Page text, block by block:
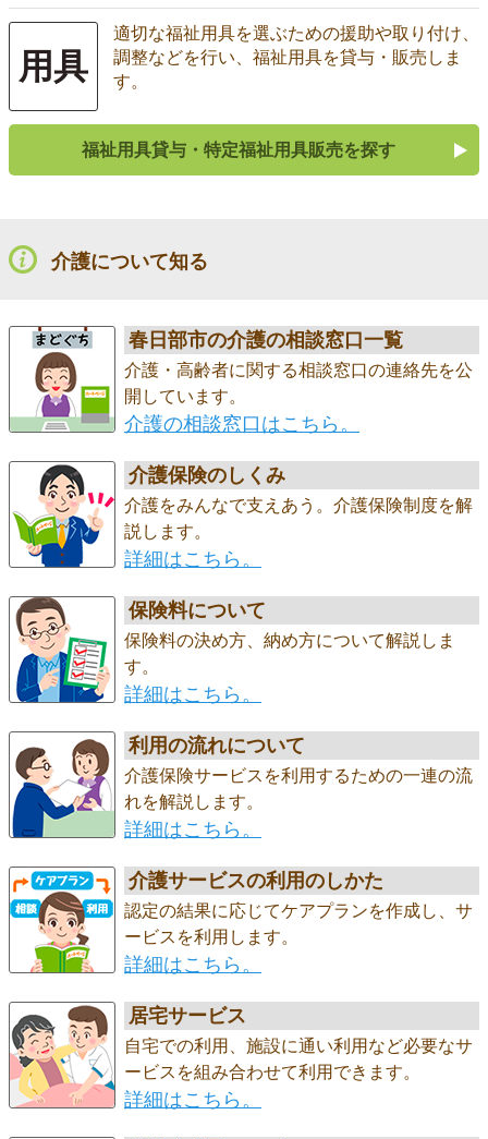
用具
適切な福祉用具を選ぶための援助や取り付け、
調整などを行い、福祉用具を貸与・販売しま
す。
福祉用具貸与・特定福祉用具販売を探す
介護について知る
春日部市の介護の相談窓口一覧
介護・高齢者に関する相談窓口の連絡先を公
開しています。
介護の相談窓口はこちら。
介護保険のしくみ
介護をみんなで支えあう。介護保険制度を解
説します。
詳細はこちら。
保険料について
保険料の決め方、納め方について解説しま
す。
詳細はこちら。
利用の流れについて
介護保険サービスを利用するための一連の流
れを解説します。
詳細はこちら。
介護サービスの利用のしかた
認定の結果に応じてケアプランを作成し、サ
ービスを利用します。
詳細はこちら。
居宅サービス
自宅での利用、施設に通い利用など必要なサ
ービスを組み合わせて利用できます。
詳細はこちら。